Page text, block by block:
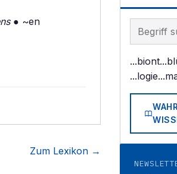
● ~en
Zum Lexikon →
Begriff im
...biont
...logie